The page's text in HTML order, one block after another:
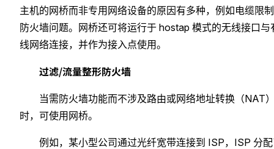
主机的网桥而非专用网络设备的原因有多种，例如电缆限
防火墙问题。网桥还可将运行于 hostap 模式的无线接口与
线网络连接，并作为接入点使用。
过滤/流量整形防火墙
当需防火墙功能而不涉及路由或网络地址转换（NAT
时，可使用网桥。
例如，某小型公司通过光纤宽带连接到 ISP，ISP 分